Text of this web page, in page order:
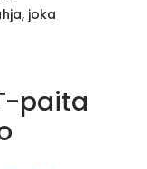
joka
paita